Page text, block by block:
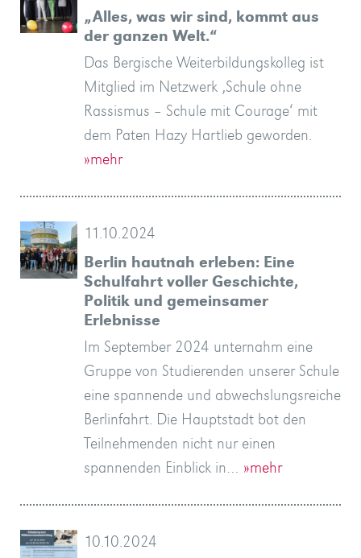
„Alles, was wir sind, kommt aus
der ganzen Welt.“
Das Bergische Weiterbildungskolleg ist
Mitglied im Netzwerk ‚Schule ohne
Rassismus – Schule mit Courage‘ mit
dem Paten Hazy Hartlieb geworden.
»mehr
11.10.2024
Berlin hautnah erleben: Eine
Schulfahrt voller Geschichte,
Politik und gemeinsamer
Erlebnisse
Im September 2024 unternahm eine
Gruppe von Studierenden unserer Schule
eine spannende und abwechslungsreiche
Berlinfahrt. Die Hauptstadt bot den
Teilnehmenden nicht nur einen
spannenden Einblick in… »mehr
10.10.2024